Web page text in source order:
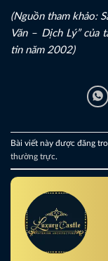
(Nguồn tham khảo:
Văn – Dịch Lý” của
tin năm 2002)
Bài viết này được đăng
thường trực.